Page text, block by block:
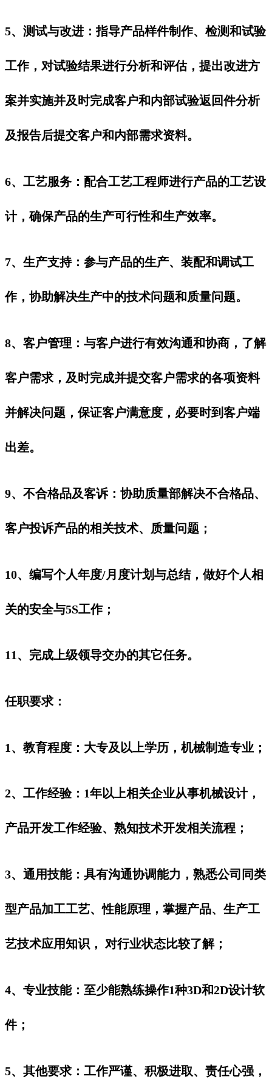
5、‌测试与改进‌：指导产品样件制作、检测和试验
工作，对试验结果进行分析和评估，提出改进方
案并实施并及时完成客户和内部试验返回件分析
及报告后提交客户和内部需求资料。
6、‌工艺服务‌：配合工艺工程师进行产品的工艺设
计，确保产品的生产可行性和生产效率。
7、‌生产支持‌：参与产品的生产、装配和调试工
作，协助解决生产中的技术问题和质量问题‌。
8、‌客户管理‌：与客户进行有效沟通和协商，了解
客户需求，及时完成并提交客户需求的各项资料
并解决问题，保证客户满意度，必要时到客户端
出差。
9、不合格品及客诉：协助质量部解决不合格品、
客户投诉产品的相关技术、质量问题；
10、编写个人年度/月度计划与总结，做好个人相
关的安全与5S工作；
11、完成上级领导交办的其它任务。‌‌‌‌‌
任职要求：
1、教育程度：大专及以上学历，机械制造专业；
2、工作经验：1年以上相关企业从事机械设计，
产品开发工作经验、熟知技术开发相关流程；
3、通用技能：具有沟通协调能力，熟悉公司同类
型产品加工工艺、性能原理，掌握产品、生产工
艺技术应用知识， 对行业状态比较了解；
4、专业技能：至少能熟练操作1种3D和2D设计软
件；
5、其他要求：工作严谨、积极进取、责任心强，